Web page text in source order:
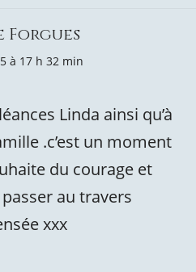
Forgues
à 17 h 32 min
Linda ainsi qu’à
.c’est un moment
du courage et
au travers
xxx